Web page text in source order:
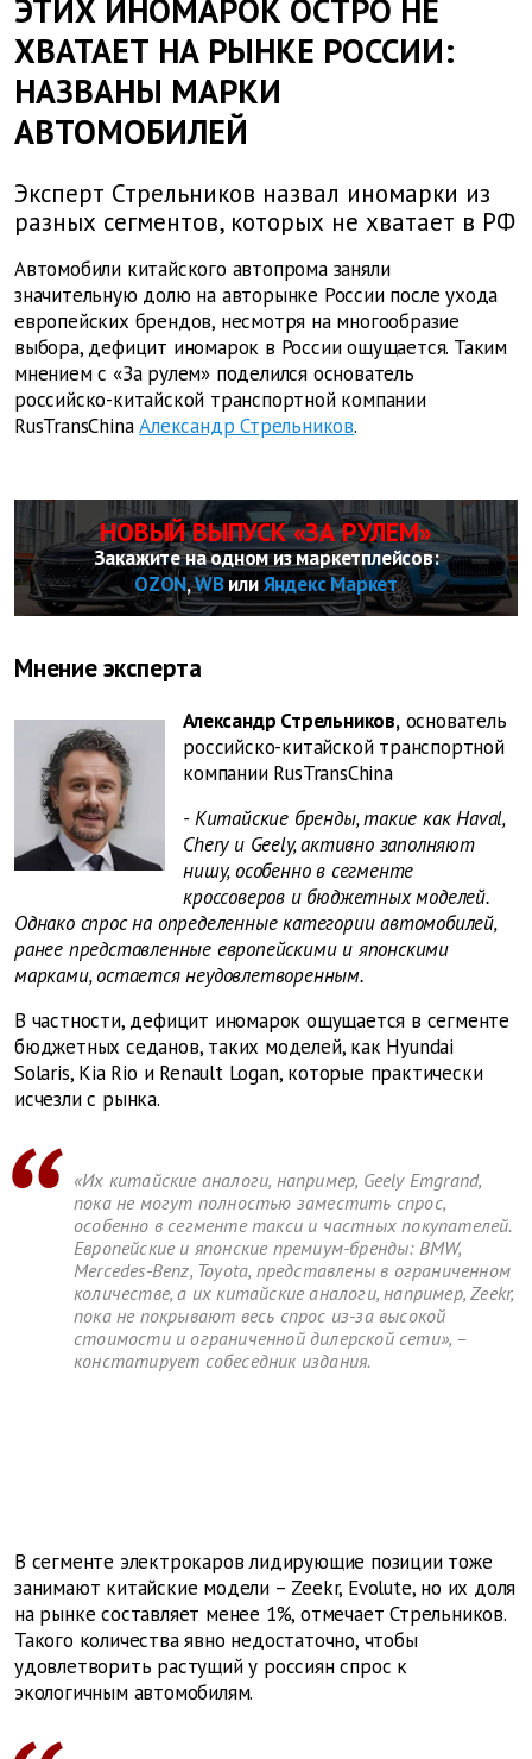
ЭТИХ ИНОМАРОК ОСТРО НЕ
ХВАТАЕТ НА РЫНКЕ РОССИИ:
НАЗВАНЫ МАРКИ
АВТОМОБИЛЕЙ
Эксперт Стрельников назвал иномарки из
разных сегментов, которых не хватает в РФ
Автомобили китайского автопрома заняли
значительную долю на авторынке России после ухода
европейских брендов, несмотря на многообразие
выбора, дефицит иномарок в России ощущается. Таким
мнением с «За рулем» поделился основатель
российско-китайской транспортной компании
RusTransChina Александр Стрельников.
НОВЫЙ ВЫПУСК «ЗА РУЛЕМ»
Закажите на одном из маркетплейсов:
OZON,WBилиЯндекс Маркет
Мнение эксперта
Александр Стрельников,основатель
российско-китайской транспортной
компании RusTransChina
- Китайские бренды, такие как Haval,
Chery и Geely, активно заполняют
нишу, особенно в сегменте
кроссоверов и бюджетных моделей.
Однако спрос на определенные категории автомобилей,
ранее представленные европейскими и японскими
марками, остается неудовлетворенным.
В частности, дефицит иномарок ощущается в сегменте
бюджетных седанов, таких моделей, как Hyundai
Solaris, Kia Rio и Renault Logan, которые практически
исчезли с рынка.
«Их китайские аналоги, например, Geely Emgrand,
пока не могут полностью заместить спрос,
особенно в сегменте такси и частных покупателей.
Европейские и японские премиум-бренды: BMW,
Mercedes-Benz, Toyota, представлены в ограниченном
количестве, а их китайские аналоги, например, Zeekr,
пока не покрывают весь спрос из-за высокой
стоимости и ограниченной дилерской сети», –
констатирует собеседник издания.
В сегменте электрокаров лидирующие позиции тоже
занимают китайские модели – Zeekr, Evolute, но их доля
на рынке составляет менее 1%, отмечает Стрельников.
Такого количества явно недостаточно, чтобы
удовлетворить растущий у россиян спрос к
экологичным автомобилям.